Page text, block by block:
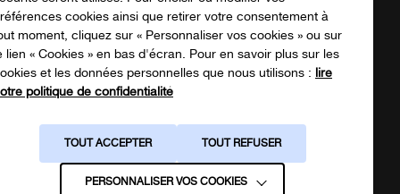
notre catalogue produits
CATALOGUE
cookies ainsi que retirer votre consentement à
moment, cliquez sur « Personnaliser vos cookies » ou sur
lien « Cookies » en bas d'écran. Pour en savoir plus sur les
et les données personnelles que nous utilisons : lire
politique de confidentialité
TOUT ACCEPTER TOUT REFUSER
PERSONNALISER VOS COOKIES